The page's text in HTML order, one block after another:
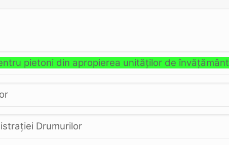
pietoni din apropierea unităţilor de învăţământ
Drumurilor